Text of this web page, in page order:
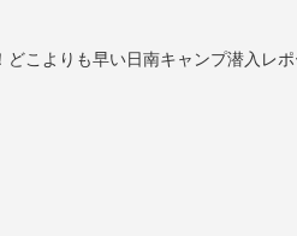
こよりも早い日南キャンプ潜入レポ